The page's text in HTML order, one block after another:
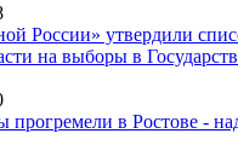
России» утвердили
на выборы в
в Ростове -